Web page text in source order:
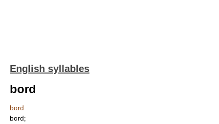
English syllables
bord
bord
bord;